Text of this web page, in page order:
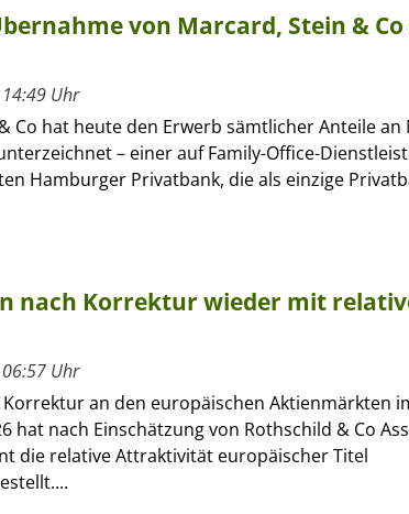
von Marcard, Stein & Co
Uhr
Co hat heute den Erwerb sämtlicher Anteile an
– einer auf Family-Office-
Hamburger Privatbank, die als einzige
nach Korrektur wieder mit
Uhr
Korrektur an den europäischen Aktienmärkten
hat nach Einschätzung von Rothschild & Co
die relative Attraktivität europäischer Titel